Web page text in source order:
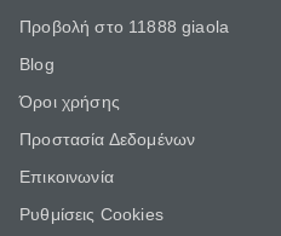
Προβολή στο 11888 giaola
Blog
Όροι χρήσης
Προστασία Δεδομένων
Επικοινωνία
Ρυθμίσεις Cookies